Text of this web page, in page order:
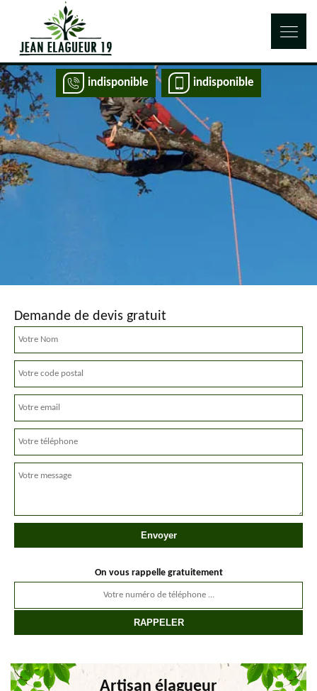
indisponible indisponible
Demande de devis gratuit
On vous rappelle gratuitement
Artisan élagueur